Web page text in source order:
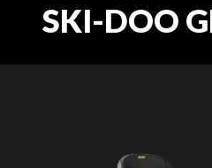
SKI-DOO